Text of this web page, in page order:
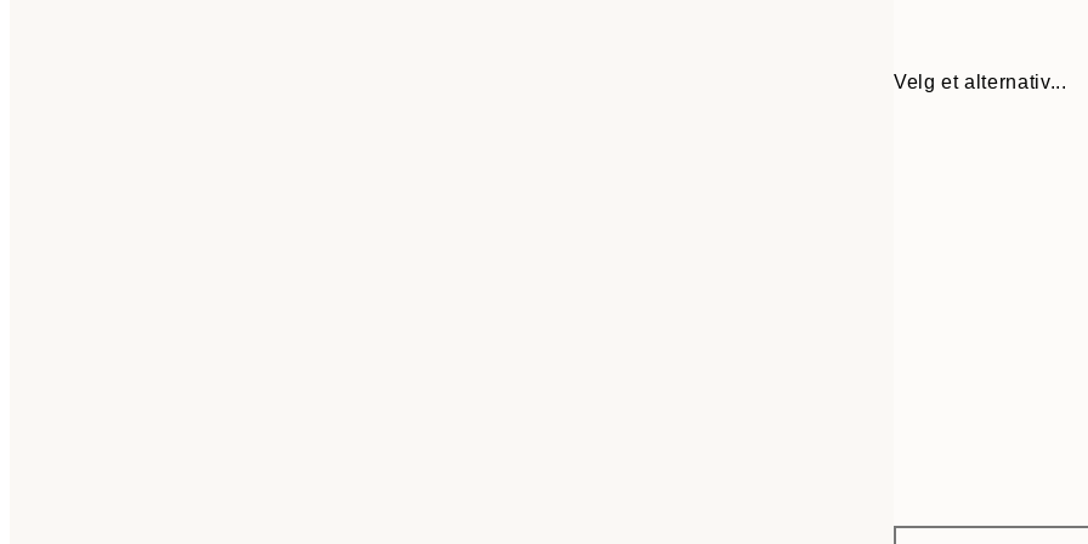
Velg et alternativ...